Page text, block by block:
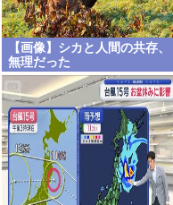
【画像】シカと人間の共存、
無理だった